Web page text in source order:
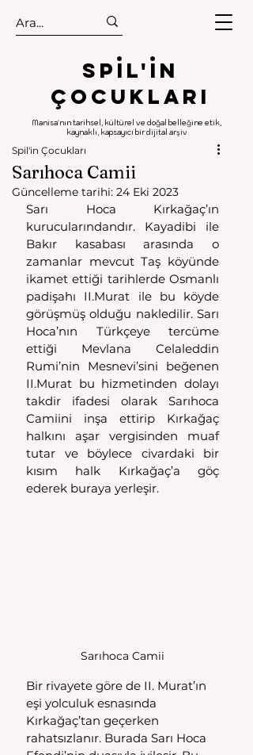
.
.
Spıl'in
Çocukları
Manisa'nın tarihsel, kültürel ve doğal belleğine etik,
kaynaklı, kapsayıcı bir dijital arşiv
Sarıhoca Camii
Spil'in Çocukları
Güncelleme tarihi: 24 Eki 2023
Sarı Hoca Kırkağaç’ın
kurucularındandır. Kayadibi ile
Bakır kasabası arasında o
zamanlar mevcut Taş köyünde
ikamet ettiği tarihlerde Osmanlı
padişahı II.Murat ile bu köyde
görüşmüş olduğu nakledilir. Sarı
Hoca’nın Türkçeye tercüme
ettiği Mevlana Celaleddin
Rumi’nin Mesnevi’sini beğenen
II.Murat bu hizmetinden dolayı
takdir ifadesi olarak Sarıhoca
Camiini inşa ettirip Kırkağaç
halkını aşar vergisinden muaf
tutar ve böylece civardaki bir
kısım halk Kırkağaç’a göç
ederek buraya yerleşir.
Sarıhoca Camii
Bir rivayete göre de II. Murat’ın
eşi yolculuk esnasında
Kırkağaç’tan geçerken
rahatsızlanır. Burada Sarı Hoca